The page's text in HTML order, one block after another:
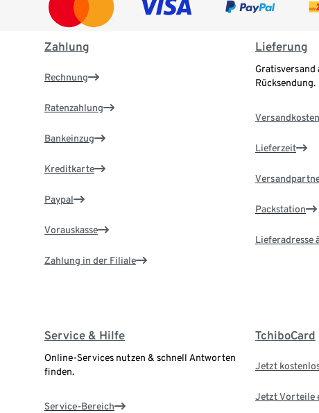
Zahlung
Rechnung
Ratenzahlung
Bankeinzug
Kreditkarte
Paypal
Vorauskasse
Zahlung in der Filiale
Lieferung
Gratisversand
Rücksendung.
Versandkosten
Lieferzeit
Packstation
Lieferadresse
Service & Hilfe
Online-Services nutzen & schnell Antworten
finden.
Service-Bereich
TchiboCard
Jetzt
Jetzt Vorteile